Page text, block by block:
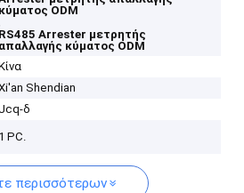
κύματος ODM
RS485 Arrester μετρητής
απαλλαγής κύματος ODM
Shendian
Jcq-δ
1 PC.
περισσότερων